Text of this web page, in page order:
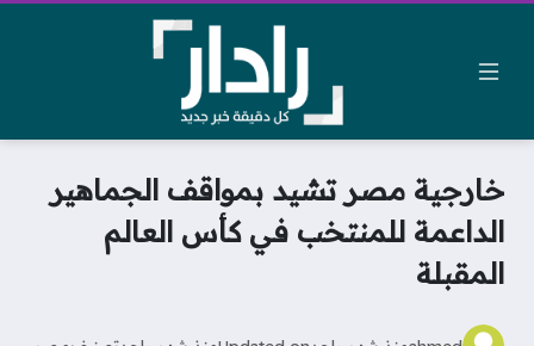
خارجية مصر تشيد بمواقف الجماهير
الداعمة للمنتخب في كأس العالم
المقبلة